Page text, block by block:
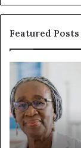
Featured Posts
Debuchy
à
la
tête
d’Advans
Cameroun